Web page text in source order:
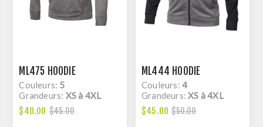
ML475 HOODIE
Couleurs: 5
Grandeurs: XS à 4XL
$40.00 $45.00
ML444 HOODIE
Couleurs:4
Grandeurs:XS à 4XL
$45.00 $50.00